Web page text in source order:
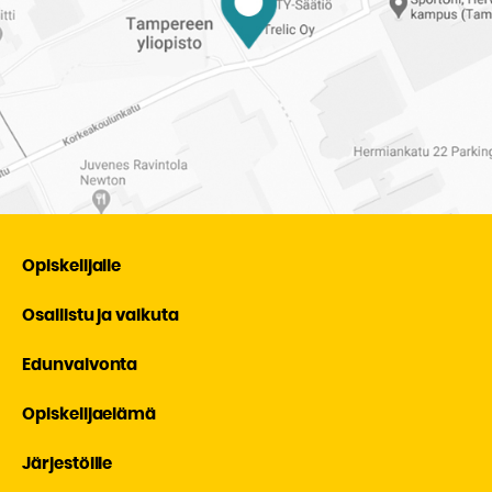
Opiskelijalle
Osallistu ja vaikuta
Edunvalvonta
Opiskelijaelämä
Järjestöille